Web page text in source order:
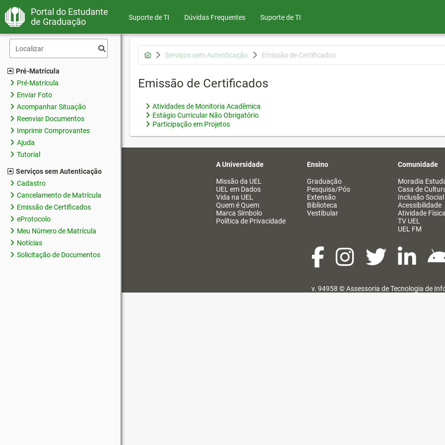
Portal do Estudante
de Graduação
Suporte de TI Dúvidas Frequentes Suporte de TI
Pré-Matrícula
Pré-Matrícula
Enviar Foto
Acompanhar Situação
Reenviar Documentos
Imprimir Comprovantes
Ajuda
Tutorial
Serviços sem Autenticação
Cadastro
Cancelamento de Matrícula
Emissão de Certificados
eProtocolo
Meu Número de Matrícula
Notícias
Solicitação de Documentos
Serviços sem Autenticação Emissão de Certificados
Emissão de Certificados
Atividades de Monitoria Acadêmica
Estágio Curricular Não Obrigatório
Participação em Projetos
A Universidade
Missão da UEL
UEL em Dados
Vida na UEL
Quem é Quem
Marca Símbolo
Política de Privacidade
Ensino
Graduação
Pesquisa/Pós
Extensão
Biblioteca
Vestibular
Comunidade
Moradia
Casa de
Inclusão Social
Acessibilidade
Atividade Física
TV UEL
UEL FM
v. 94958 ©Assessoria de Tecnologia de